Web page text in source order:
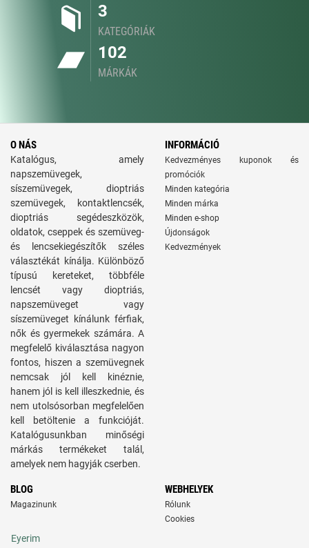
3
KATEGÓRIÁK
102
MÁRKÁK
O NÁS
Katalógus, amely
napszemüvegek,
síszemüvegek, dioptriás
szemüvegek, kontaktlencsék,
dioptriás segédeszközök,
oldatok, cseppek és szemüveg-
és lencsekiegészítők széles
választékát kínálja. Különböző
típusú kereteket, többféle
lencsét vagy dioptriás,
napszemüveget vagy
síszemüveget kínálunk férfiak,
nők és gyermekek számára. A
megfelelő kiválasztása nagyon
fontos, hiszen a szemüvegnek
nemcsak jól kell kinéznie,
hanem jól is kell illeszkednie, és
nem utolsósorban megfelelően
kell betöltenie a funkcióját.
Katalógusunkban minőségi
márkás termékeket talál,
amelyek nem hagyják cserben.
INFORMÁCIÓ
Kedvezményes kuponok és
promóciók
Minden kategória
Minden márka
Minden e-shop
Újdonságok
Kedvezmények
BLOG
Magazinunk
WEBHELYEK
Rólunk
Cookies
Eyerim